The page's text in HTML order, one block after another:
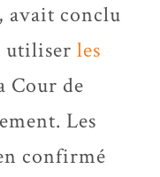
avait conclu
utiliser les
Cour de
Les
confirmé